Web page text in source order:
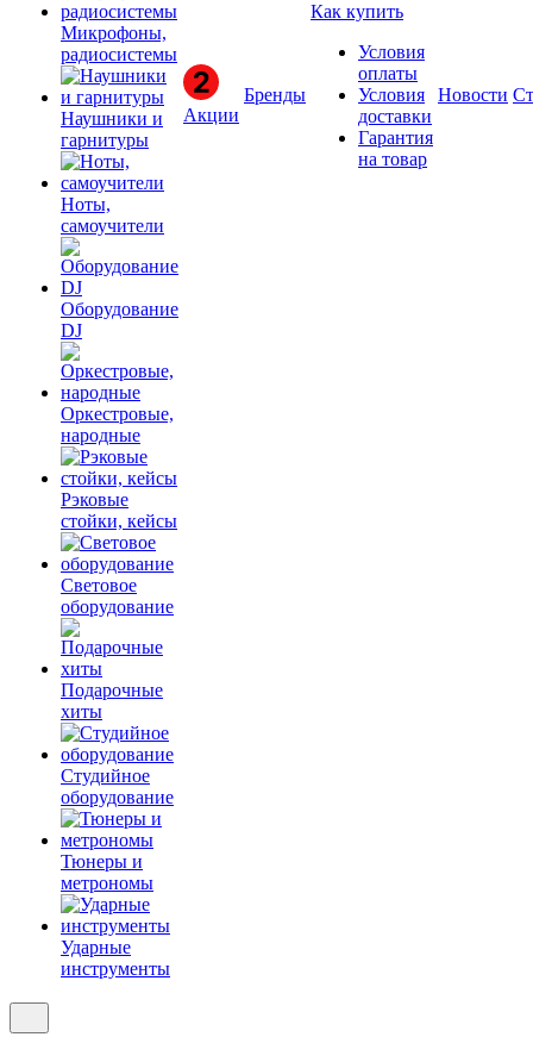
Микрофоны,
радиосистемы
Наушники и
гарнитуры
Ноты,
самоучители
Оборудование
DJ
Оркестровые,
народные
Рэковые
стойки, кейсы
Световое
оборудование
Подарочные
хиты
Студийное
оборудование
Тюнеры и
метрономы
Ударные
инструменты
Акции
Бренды
Как купить
Условия
оплаты
Условия
доставки
Гарантия
на товар
Новости